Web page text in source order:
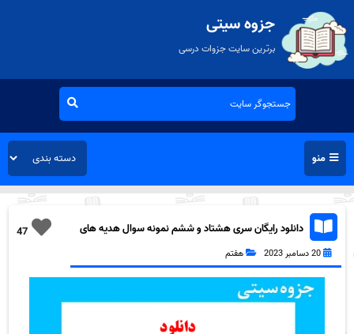
جزوه سیتی
برترین سایت جزوات درسی
منو
47
دانلود رایگان سری هشتاد و ششم نمونه سوال هدیه های
آسمان هفتم به همراه pdf
20 دسامبر 2023 هفتم